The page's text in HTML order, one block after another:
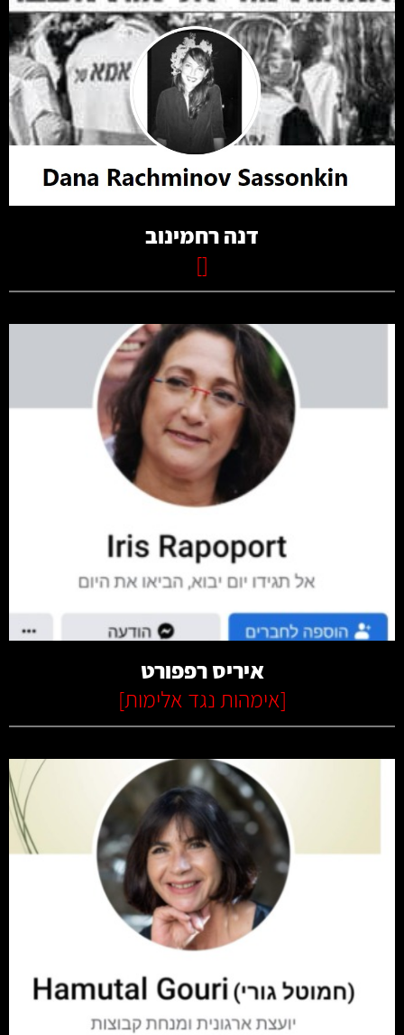
קרא עוד
דנה רחמינוב
[]
קרא עוד
איריס רפפורט
[אימהות נגד אלימות]
קרא עוד